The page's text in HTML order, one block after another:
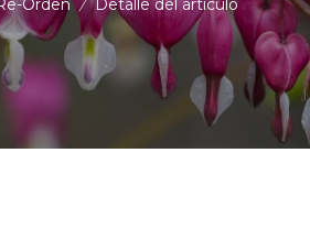
Orden / Detalle del artículo